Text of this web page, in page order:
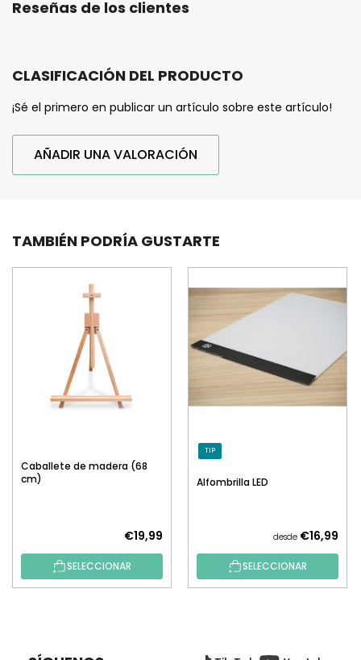
Reseñas de los clientes
CLASIFICACIÓN DEL PRODUCTO
¡Sé el primero en publicar un artículo sobre este artículo!
AÑADIR UNA VALORACIÓN
TAMBIÉN PODRÍA GUSTARTE
Caballete de madera (68
cm)
€19,99
SELECCIONAR
TIP
Alfombrilla LED
desde €16,99
SELECCIONAR